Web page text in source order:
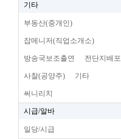
기타
부동산(중개인)
잡메니저(직업소개소)
방송국보조출연 전단지배포
사찰(공양주) 기타
써니리치
시급/알바
일당/시급